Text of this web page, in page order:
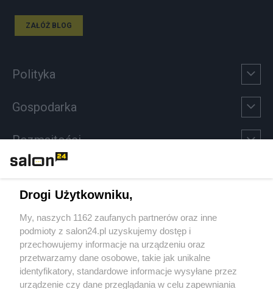
ZAŁÓŻ BLOG
Polityka
Gospodarka
Rozmaitości
Sport
Społeczeństwo
Kultura
Drogi Użytkowniku,
My, naszych 1162 zaufanych partnerów oraz inne
podmioty z salon24.pl uzyskujemy dostęp i
przechowujemy informacje na urządzeniu oraz
przetwarzamy dane osobowe, takie jak unikalne
identyfikatory, standardowe informacje wysyłane przez
urządzenie czy dane przeglądania w celu zapewniania